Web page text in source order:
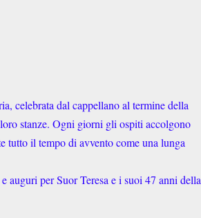
celebrata dal cappellano al termine della
stanze. Ogni giorni gli ospiti accolgono
tutto il tempo di avvento come una lunga
auguri per Suor Teresa e i suoi 47 anni della